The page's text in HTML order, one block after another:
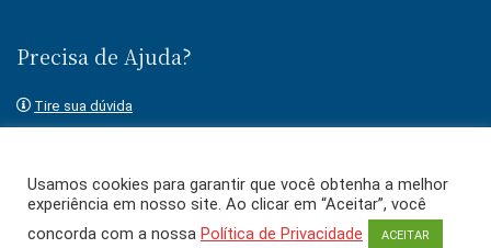
Precisa de Ajuda?
Tire sua dúvida
Usamos cookies para garantir que você obtenha a melhor
experiência em nosso site. Ao clicar em “Aceitar”, você
concorda com a nossa Política de Privacidade ACEITAR